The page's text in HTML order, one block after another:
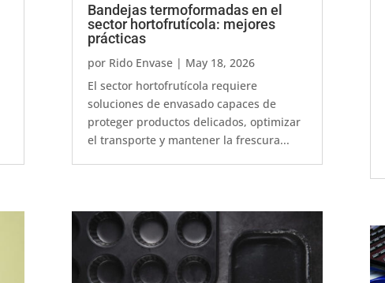
Bandejas termoformadas en el
sector hortofrutícola: mejores
prácticas
por Rido Envase| May 18, 2026
El sector hortofrutícola requiere
soluciones de envasado capaces de
proteger productos delicados, optimizar
el transporte y mantener la frescura...